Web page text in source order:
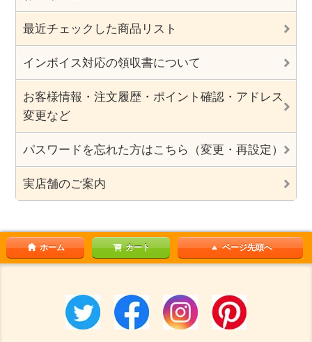
最近チェックした商品リスト
インボイス対応の領収書について
お客様情報・注文履歴・ポイント確認・アドレス
変更など
パスワードを忘れた方はこちら（変更・再設定）
実店舗のご案内
ホーム カート ページ先頭へ